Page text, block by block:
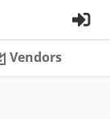
Vendors